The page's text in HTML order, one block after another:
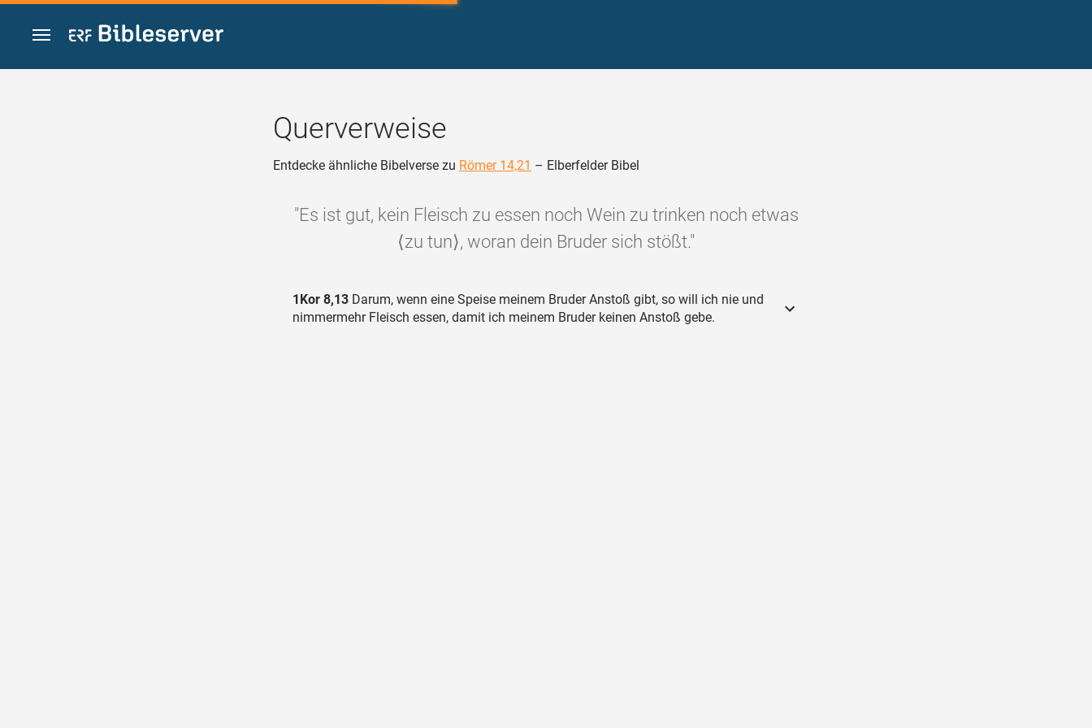
Zum Inhalt springen
Querverweise
Entdecke ähnliche Bibelverse zu Römer 14,21 – Elberfelder Bibel
"Es ist gut, kein Fleisch zu essen noch Wein zu trinken noch etwas
⟨zu tun⟩, woran dein Bruder sich stößt."
1Kor 8,13 Darum, wenn eine Speise meinem Bruder Anstoß gibt, so will ich nie und
nimmermehr Fleisch essen, damit ich meinem Bruder keinen Anstoß gebe.